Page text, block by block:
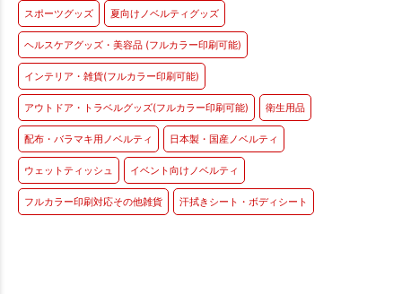
スポーツグッズ 夏向けノベルティグッズ
ヘルスケアグッズ・美容品 (フルカラー印刷可能)
インテリア・雑貨(フルカラー印刷可能)
アウトドア・トラベルグッズ(フルカラー印刷可能) 衛生用品
配布・バラマキ用ノベルティ 日本製・国産ノベルティ
ウェットティッシュ イベント向けノベルティ
フルカラー印刷対応その他雑貨 汗拭きシート・ボディシート